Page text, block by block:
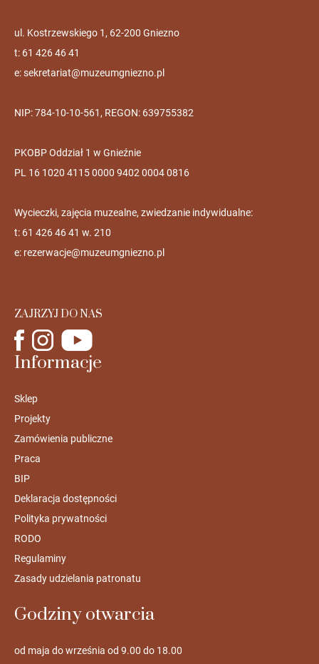
ul. Kostrzewskiego 1, 62-200 Gniezno
t: 61 426 46 41
e:sekretariat@muzeumgniezno.pl
NIP: 784-10-10-561, REGON: 639755382
PKOBP Oddział 1 w Gnieźnie
PL 16 1020 4115 0000 9402 0004 0816
Wycieczki, zajęcia muzealne, zwiedzanie indywidualne:
t: 61 426 46 41 w. 210
e: rezerwacje@muzeumgniezno.pl
ZAJRZYJ DO NAS
Informacje
Sklep
Projekty
Zamówienia publiczne
Praca
BIP
Deklaracja dostępności
Polityka prywatności
RODO
Regulaminy
Zasady udzielania patronatu
Godziny otwarcia
od maja do września od 9.00 do 18.00